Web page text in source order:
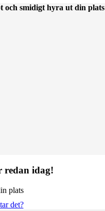
och smidigt hyra ut din plats
redan idag!
plats
det?